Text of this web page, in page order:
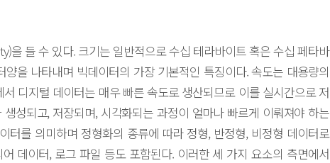
을 들 수 있다. 크기는 일반적으로 수십 테라바이트 혹은 수십 페타바
을 나타내며 빅데이터의 가장 기본적인 특징이다. 속도는 대용량의
디지털 데이터는 매우 빠른 속도로 생산되므로 이를 실시간으로 저
성되고, 저장되며, 시각화되는 과정이 얼마나 빠르게 이뤄져야 하는
터를 의미하며 정형화의 종류에 따라 정형, 반정형, 비정형 데이터로
데이터, 로그 파일 등도 포함된다. 이러한 세 가지 요소의 측면에서